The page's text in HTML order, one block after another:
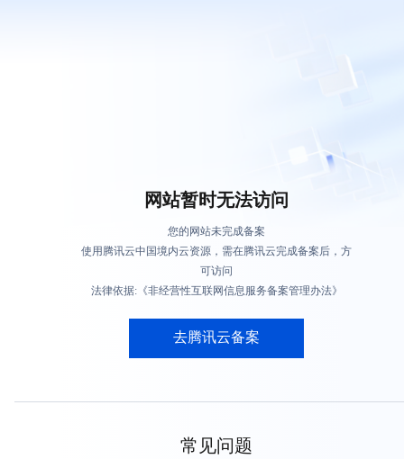
网站暂时无法访问
您的网站未完成备案
使用腾讯云中国境内云资源，需在腾讯云完成备案后，方
可访问
法律依据:《非经营性互联网信息服务备案管理办法》
去腾讯云备案
常见问题